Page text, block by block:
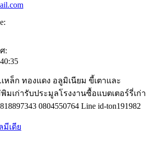
:
หล็ก ทองแดง อลูมิเนียม ขี้เตาและ
เก่ารับประมูลโรงงานซื้อแบตเตอร์รี่เก่า
0804550764 Line id-ton191982
มีเดีย